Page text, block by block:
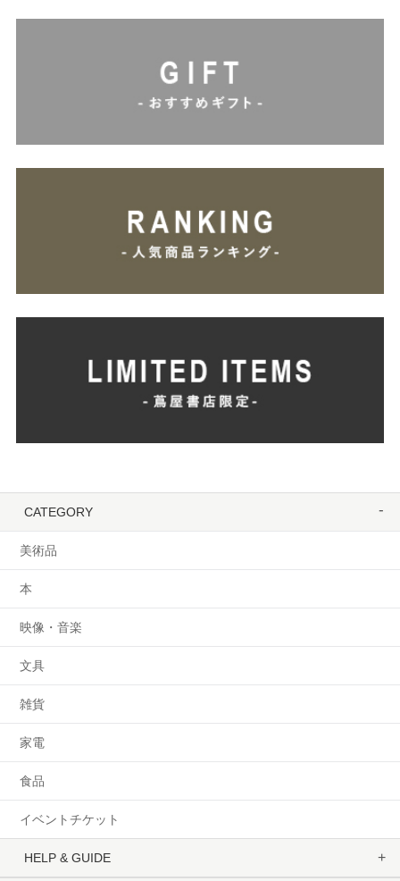
CATEGORY
美術品
本
映像・音楽
文具
雑貨
家電
食品
イベントチケット
HELP & GUIDE